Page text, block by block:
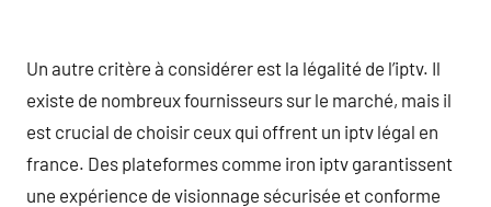
Un autre critère à considérer est la légalité de l’iptv. Il
existe de nombreux fournisseurs sur le marché, mais il
est crucial de choisir ceux qui offrent un iptv légal en
france. Des plateformes comme iron iptv garantissent
une expérience de visionnage sécurisée et conforme